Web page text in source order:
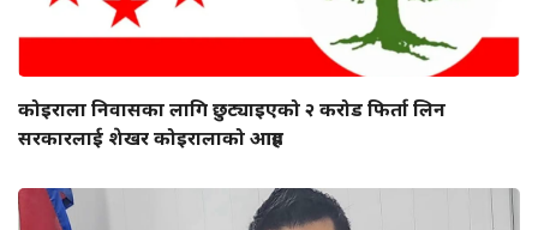
कोइराला निवासका लागि छुट्याइएको २ करोड फिर्ता लिन
सरकारलाई शेखर कोइरालाको आग्रह